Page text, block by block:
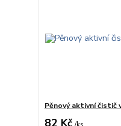
Pěnový aktivní čistič
82 Kč